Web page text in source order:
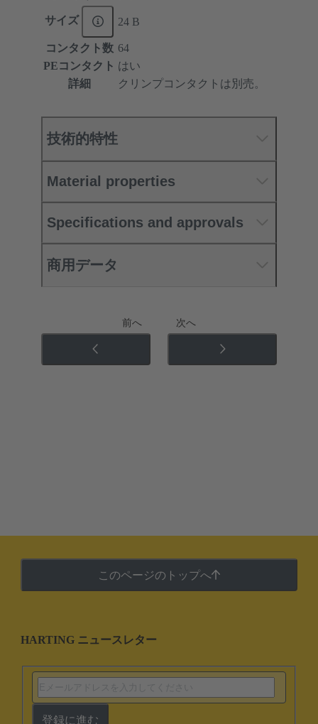
サイズ 24 B
コンタクト数 64
PEコンタクト はい
詳細
クリンプコンタクトは別売。
技術的特性
Material properties
Specifications and approvals
商用データ
前へ 次へ
このページのトップへ
HARTING ニュースレター
登録に進む